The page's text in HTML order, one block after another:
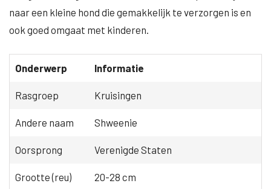
naar een kleine hond die gemakkelijk te verzorgen is en
ook goed omgaat met kinderen.
Onderwerp Informatie
Rasgroep Kruisingen
Andere naam Shweenie
Oorsprong Verenigde Staten
Grootte (reu) 20-28 cm